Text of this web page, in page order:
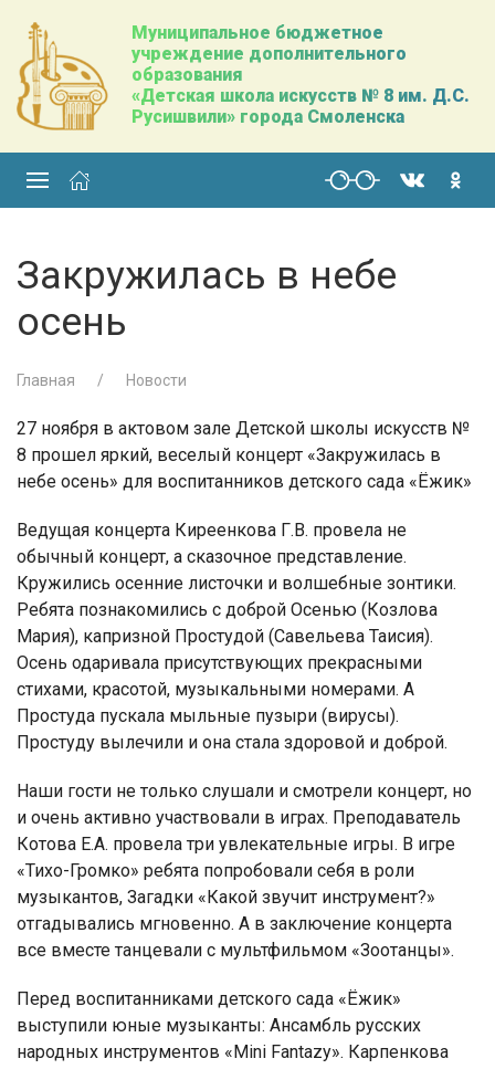
Муниципальное бюджетное
учреждение дополнительного
образования
«Детская школа искусств № 8 им. Д.С.
Русишвили» города Смоленска
Закружилась в небе
осень
Главная Новости
27 ноября в актовом зале Детской школы искусств №
8 прошел яркий, веселый концерт «Закружилась в
небе осень» для воспитанников детского сада «Ёжик»
Ведущая концерта Киреенкова Г.В. провела не
обычный концерт, а сказочное представление.
Кружились осенние листочки и волшебные зонтики.
Ребята познакомились с доброй Осенью (Козлова
Мария), капризной Простудой (Савельева Таисия).
Осень одаривала присутствующих прекрасными
стихами, красотой, музыкальными номерами. А
Простуда пускала мыльные пузыри (вирусы).
Простуду вылечили и она стала здоровой и доброй.
Наши гости не только слушали и смотрели концерт, но
и очень активно участвовали в играх. Преподаватель
Котова Е.А. провела три увлекательные игры. В игре
«Тихо-Громко» ребята попробовали себя в роли
музыкантов, Загадки «Какой звучит инструмент?»
отгадывались мгновенно. А в заключение концерта
все вместе танцевали с мультфильмом «Зоотанцы».
Перед воспитанниками детского сада «Ёжик»
выступили юные музыканты: Ансамбль русских
народных инструментов «Mini Fantazy». Карпенкова